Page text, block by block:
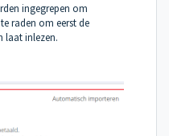
ingegrepen om
raden om eerst de
laat inlezen.